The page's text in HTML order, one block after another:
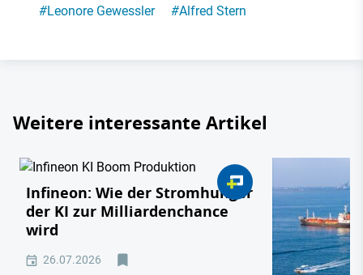
#Leonore Gewessler #Alfred Stern
Weitere interessante Artikel
Infineon: Wie der Stromhunger
der KI zur Milliardenchance
wird
26.07.2026